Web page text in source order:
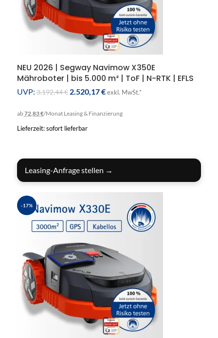
NEU 2026 | Segway Navimow X350E
Mähroboter | bis 5.000 m² | ToF | N-RTK | EFLS
3.0 | 50% Steigung
UVP: 3.192,44€ 2.520,17€ exkl. MwSt.*
ab72,83 €/Monat Leasing & Finanzierung
Lieferzeit: sofort lieferbar
Leasing-Anfrage stellen →
-17%